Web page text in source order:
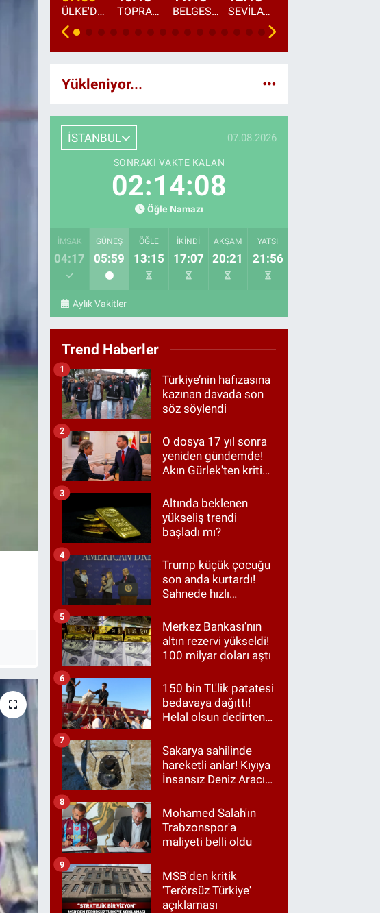
ÜLKE'DE BU SABAH TOPRAKTAN SOFRAYA BELGESEL: "ÜLKE'NİN ALIN TERİ" SEVİLAY SUNGUR İLE ELİMİN BEREKETİ
Yükleniyor...
İSTANBUL 07.08.2026
SONRAKI VAKTE KALAN
02:14:06
Öğle Namazı
İMSAK
04:17
GÜNEŞ
05:59
ÖĞLE
13:15
İKINDI
17:07
AKŞAM
20:21
YATSI
21:56
Aylık Vakitler
Trend Haberler
Türkiye’nin hafızasına
kazınan davada son
söz söylendi
1
O dosya 17 yıl sonra
yeniden gündemde!
Akın Gürlek'ten kritik
2
Altında beklenen
yükseliş trendi
başladı mı?
3
Trump küçük çocuğu
son anda kurtardı!
Sahnede hızlı
4
Merkez Bankası'nın
altın rezervi yükseldi!
100 milyar doları aştı
5
150 bin TL'lik patatesi
bedavaya dağıttı!
Helal olsun dedirten
6
Sakarya sahilinde
hareketli anlar! Kıyıya
İnsansız Deniz Aracı
7
Mohamed Salah'ın
Trabzonspor'a
maliyeti belli oldu
8
MSB'den kritik
'Terörsüz Türkiye'
açıklaması
9